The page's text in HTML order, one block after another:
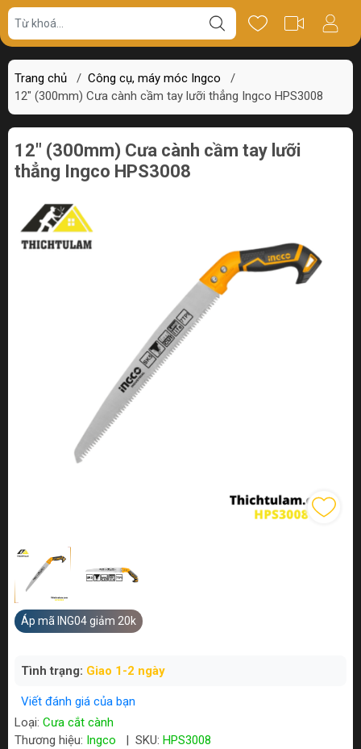
Trang chủ / Công cụ, máy móc Ingco
/
12" (300mm) Cưa cành cầm tay lưỡi thẳng Ingco HPS3008
Giá bán Thông số Review
12" (300mm) Cưa cành cầm tay lưỡi
thẳng Ingco HPS3008
Áp mã ING04 giảm 20k
Tình trạng: Giao 1-2 ngày
Viết đánh giá của bạn
Loại: Cưa cắt cành
Thương hiệu: Ingco SKU: HPS3008